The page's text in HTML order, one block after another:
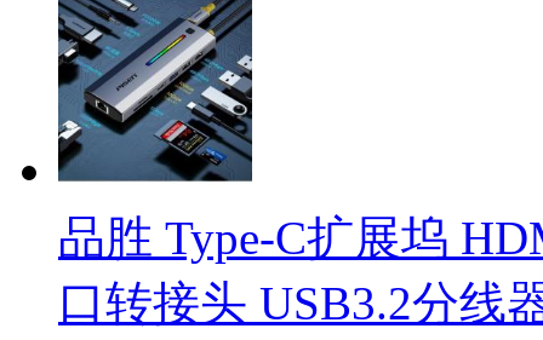
品胜 Type-C扩展坞
口转接头 USB3.2分线